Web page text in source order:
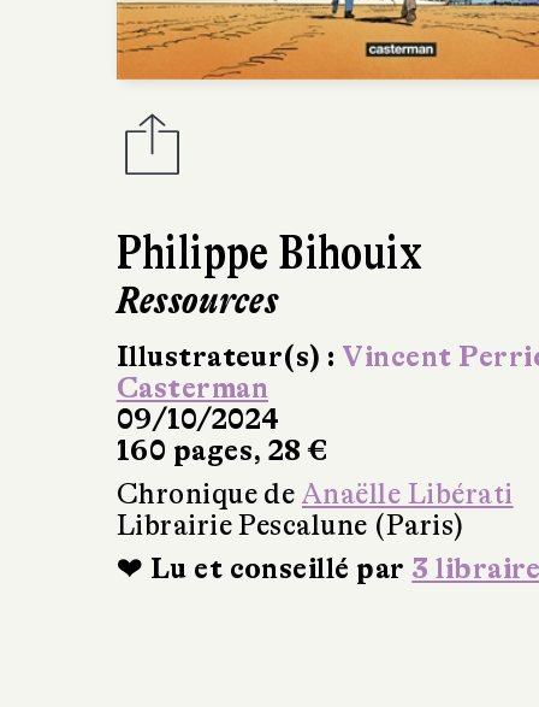
Philippe Bihouix
Ressources
Illustrateur(s) : Vincent
Casterman
09/10/2024
160 pages, 28 €
Chronique de Anaëlle Libérati
Librairie Pescalune (Paris)
❤ Lu et conseillé par 3